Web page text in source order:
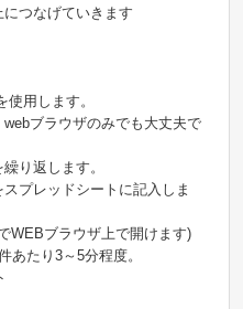
につなげていきます
用します。
ブラウザのみでも大丈夫で
り返します。
プレッドシートに記入しま
WEBブラウザ上で開けます)
あたり3～5分程度。